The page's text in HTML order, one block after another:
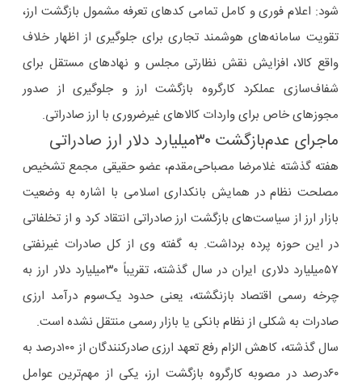
شود: اعلام فوری و کامل تمامی کدهای تعرفه مشمول بازگشت ارز،
تقویت سامانه‌های هوشمند تجاری برای جلوگیری از اظهار خلاف
واقع کالا، افزایش نقش نظارتی مجلس و نهادهای مستقل برای
شفاف‌سازی عملکرد کارگروه بازگشت ارز و جلوگیری از صدور
مجوزهای خاص برای واردات کالاهای غیرضروری با ارز صادراتی.
ماجرای عدم‌بازگشت ۳۰‌میلیارد دلار ارز صادراتی
هفته گذشته غلامرضا مصباحی‌مقدم، عضو حقیقی مجمع تشخیص
مصلحت نظام در همایش بانکداری اسلامی با اشاره به وضعیت
بازار ارز از سیاست‌های بازگشت ارز صادراتی انتقاد کرد و از تخلفاتی
در این حوزه پرده برداشت. به گفته وی از کل صادرات غیرنفتی
۵۷‌میلیارد دلاری ایران در سال گذشته، تقریباً ۳۰‌میلیارد دلار ارز به
چرخه رسمی اقتصاد بازنگشته، یعنی حدود یک‌سوم درآمد ارزی
صادرات به شکلی از نظام بانکی یا بازار رسمی منتقل نشده است.
سال گذشته، کاهش الزام رفع تعهد ارزی صادرکنندگان از ۱۰۰‌درصد به
۶۰‌درصد در مصوبه کارگروه بازگشت ارز، یکی از مهم‌ترین عوامل